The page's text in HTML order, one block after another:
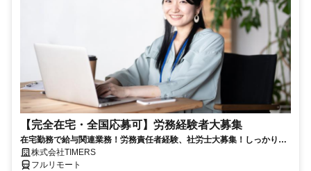
【完全在宅・全国応募可】労務経験者大募集
在宅勤務で給与関連業務！労務責任者経験、社労士大募集！しっかり稼
ぎたい方、注目！
株式会社TIMERS
フルリモート